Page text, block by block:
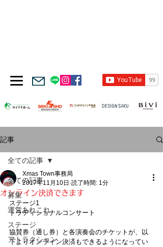
記事
全ての記事
募集
運営あれこれ
ステージ
アトラクション
全ての記事
オンライン決済できます
Xmas Town事務局
2017年11月10日 読了時間: 1分
ステージ1
トラディショナルコンサート
協賛券（通し券）と各演奏会のチケットが、以
下よりオンライン決済もできるようになってい